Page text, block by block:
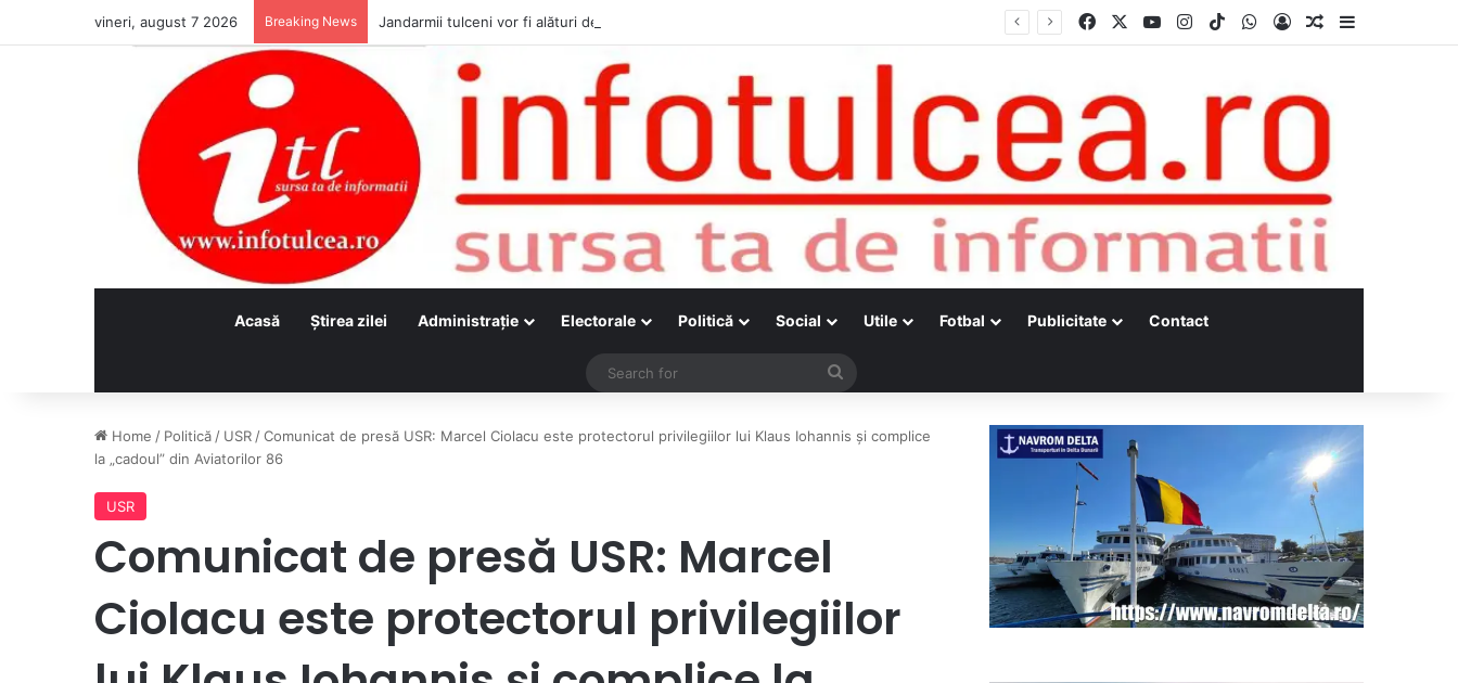
vineri, august 7 2026 Breaking News Jandarmii tulceni vor fi alături de cetățenii care vor lua parte la Festivalul Folk Țestos Facebook YouTubeInstagram
TikTokWhatsApp
Log InRandom Article
Acasă Ştirea zilei Administraţie Electorale Politică Social Utile Fotbal Publicitate Contact
Search
Home / Politică/ USR/Comunicat de presă USR: Marcel Ciolacu este protectorul privilegiilor lui Klaus Iohannis și complice
la „cadoul” din Aviatorilor 86
USR
Comunicat de presă USR: Marcel
Ciolacu este protectorul privilegiilor